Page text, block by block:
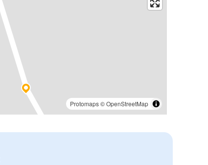
Protomaps©OpenStreetMap